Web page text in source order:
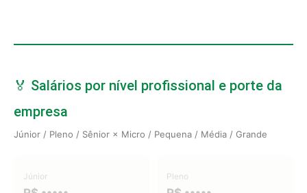
🏅 Salários por nível profissional e porte da
empresa
Júnior / Pleno / Sênior × Micro / Pequena / Média / Grande
Júnior Pleno